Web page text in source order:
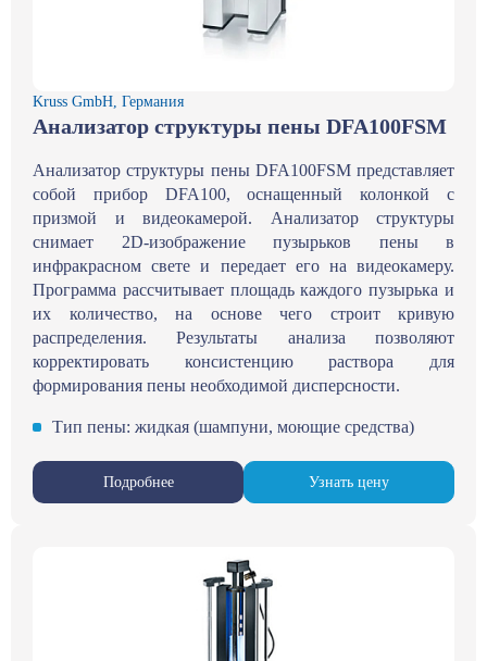
Kruss GmbH, Германия
Анализатор структуры пены DFA100FSM
Анализатор структуры пены DFA100FSM представляет
собой прибор DFA100, оснащенный колонкой с
призмой и видеокамерой. Анализатор структуры
снимает 2D-изображение пузырьков пены в
инфракрасном свете и передает его на видеокамеру.
Программа рассчитывает площадь каждого пузырька и
их количество, на основе чего строит кривую
распределения. Результаты анализа позволяют
корректировать консистенцию раствора для
формирования пены необходимой дисперсности.
Тип пены: жидкая (шампуни, моющие средства)
Подробнее Узнать цену